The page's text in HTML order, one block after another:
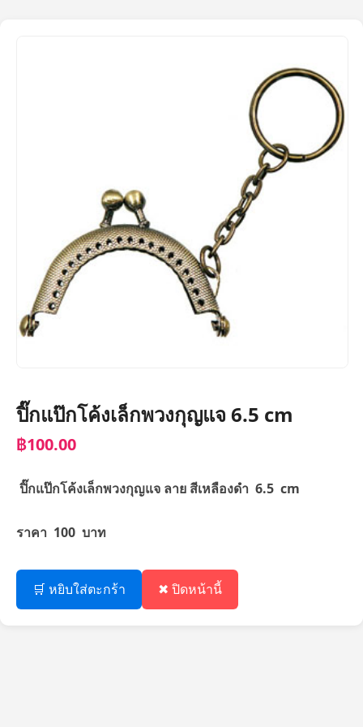
ปิ๊กแป๊กโค้งเล็กพวงกุญแจ 6.5 cm
฿100.00
ปิ๊กแป๊กโค้งเล็กพวงกุญแจ ลาย สีเหลืองดำ 6.5 cm
ราคา 100 บาท
🛒 หยิบใส่ตะกร้า ✖ ปิดหน้านี้